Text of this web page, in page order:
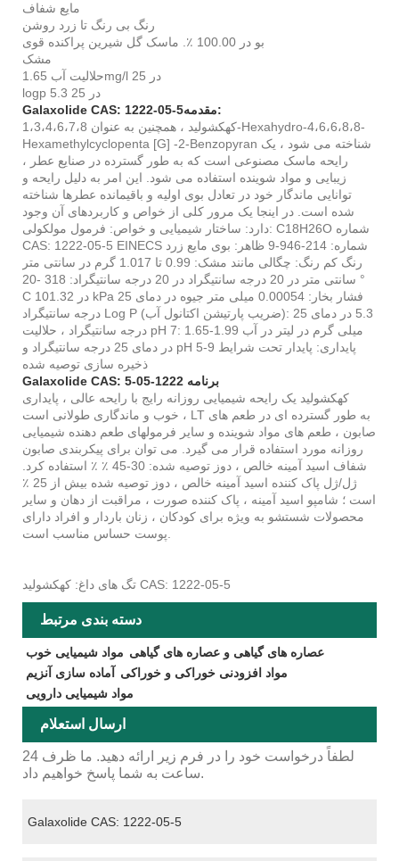
مایع شفاف
رنگ بی رنگ تا زرد روشن
بو در 100.00 ٪. ماسک گل شیرین پراکنده قوی
مشک
حلالیت آب 1.65mg/l در 25
logp 5.3 در 25
Galaxolide CAS: 1222-05-5
مقدمه:
کهکشولید ، همچنین به عنوان 1،3،4،6،7،8-Hexahydro-4،6،6،8،8-
Hexamethylcyclopenta [G] -2-Benzopyran شناخته می شود ، یک
رایحه ماسک مصنوعی است که به طور گسترده در صنایع عطر ،
زیبایی و مواد شوینده استفاده می شود. این امر به دلیل رایحه و
توانایی ماندگار خود در تعادل بوی اولیه و باقیمانده عطرها شناخته
شده است. در اینجا یک مرور کلی از خواص و کاربردهای آن وجود
دارد: ساختار شیمیایی و خواص: فرمول مولکولی: C18H26O شماره
CAS: 1222-05-5 EINECS شماره: 214-946-9 ظاهر: بوی مایع زرد
رنگ کم رنگ: چگالی مانند مشک: 0.99 تا 1.017 گرم در سانتی متر
سانتی متر در 20 درجه سانتیگراد در 20 درجه سانتیگراد: 318 -20 °
C در 101.32 kPa فشار بخار: 0.00054 میلی متر جیوه در دمای 25
درجه سانتیگراد Log P (ضریب پارتیشن اکتانول آب): 5.3 در دمای 25
درجه سانتیگراد ، حلالیت pH 7: 1.65-1.99 میلی گرم در لیتر در آب
در دمای 25 درجه سانتیگراد و pH 5-9 پایداری: پایدار تحت شرایط
ذخیره سازی توصیه شده
Galaxolide CAS: برنامه 1222-05-5
کهکشولید یک رایحه شیمیایی روزانه رایج با رایحه عالی ، پایداری
خوب و ماندگاری طولانی است ، LT به طور گسترده ای در طعم های
صابون ، طعم های مواد شوینده و سایر فرمولهای طعم دهنده شیمیایی
روزانه مورد استفاده قرار می گیرد. می توان برای پیکربندی صابون
شفاف اسید آمینه خالص ، دوز توصیه شده: 30-45 ٪ ٪ استفاده کرد.
ژل/ژل پاک کننده اسید آمینه خالص ، دوز توصیه شده بیش از 25 ٪
است ؛ شامپو اسید آمینه ، پاک کننده صورت ، مراقبت از دهان و سایر
محصولات شستشو به ویژه برای کودکان ، زنان باردار و افراد دارای
تگ های داغ: کهکشولید CAS: 1222-05-5
دسته بندی مرتبط
مواد شیمیایی خوب عصاره های گیاهی و عصاره های گیاهی
آماده سازی آنزیم
مواد افزودنی خوراکی و خوراکی
مواد شیمیایی دارویی
ارسال استعلام
لطفاً درخواست خود را در فرم زیر ارائه دهید. ما ظرف 24
ساعت به شما پاسخ خواهیم داد.